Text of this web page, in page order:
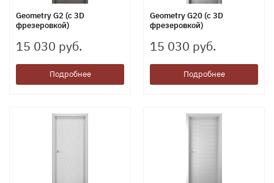
Geometry G2 (с 3D
фрезеровкой)
15 030 руб.
Подробнее
Geometry G20 (с 3D
фрезеровкой)
15 030 руб.
Подробнее